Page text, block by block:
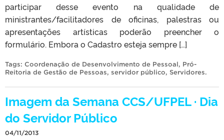
participar desse evento na qualidade de
ministrantes/facilitadores de oficinas, palestras ou
apresentações artísticas poderão preencher o
formulário. Embora o Cadastro esteja sempre […]
Tags: Coordenação de Desenvolvimento de Pessoal, Pró-
Reitoria de Gestão de Pessoas, servidor público, Servidores.
Imagem da Semana CCS/UFPEL · Dia
do Servidor Público
04/11/2013